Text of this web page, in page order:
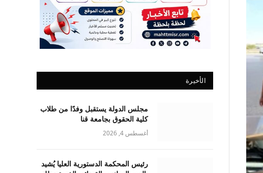
الأخيرة
مجلس الدولة يستقبل وفدًا من طلاب
كلية الحقوق بجامعة قنا
أغسطس 4, 2026
رئيس المحكمة الدستورية العليا يُشيد